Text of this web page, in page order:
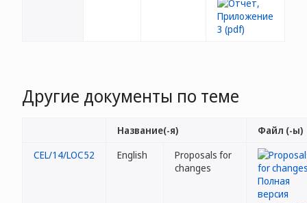
Другие документы по теме
Название(-я)
Файл (-ы)
CEL/14/LOC52
English
Proposals for
changes